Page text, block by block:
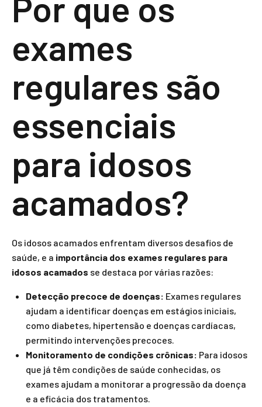
exames
regulares são
essenciais
para idosos
acamados?
Os idosos acamados enfrentam diversos desafios de
saúde, e a importância dos exames regulares para
idosos acamados se destaca por várias razões:
Detecção precoce de doenças: Exames regulares
ajudam a identificar doenças em estágios iniciais,
como diabetes, hipertensão e doenças cardíacas,
permitindo intervenções precoces.
Monitoramento de condições crônicas: Para idosos
que já têm condições de saúde conhecidas, os
exames ajudam a monitorar a progressão da doença
e a eficácia dos tratamentos.